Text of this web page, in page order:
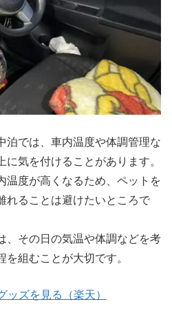
泊では、車内温度や体調管理な
に気を付けることがあります。
温度が高くなるため、ペットを
れることは避けたいところで
、その日の気温や体調などを考
を組むことが大切です。
ッズを見る（楽天）